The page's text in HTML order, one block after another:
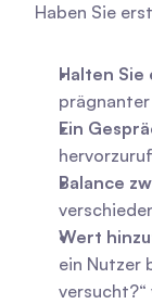
Haben Sie
Halten
Ein
Balance
Wert
ein Nutzer